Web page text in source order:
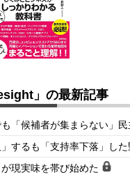
」の最新記事
「候補者が集まらない」
」するも「支持率下落」し
が現実味を帯び始めた